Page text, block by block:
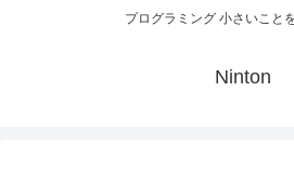
プログラミング 小さいこと
Ninton